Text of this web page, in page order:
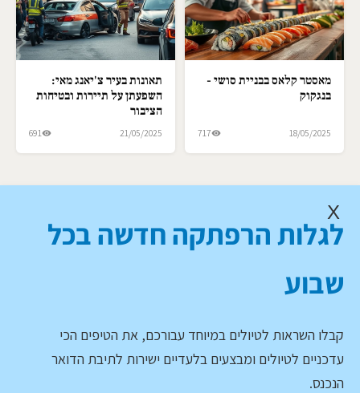
מאסטר קלאס בבניית סושי -
בנגקוק
18/05/2025
717
תאונות בעיר צ'יאנג מאי:
השפעתן על תיירות ובטיחות
הציבור
21/05/2025
691
X
לגלות הרפתקה חדשה בכל
שבוע
קבלו השראות לטיולים במיוחד עבורכם, את הטיפים הכי
עדכניים לטיולים ומבצעים בלעדיים ישירות לתיבת הדואר
הנכנס.